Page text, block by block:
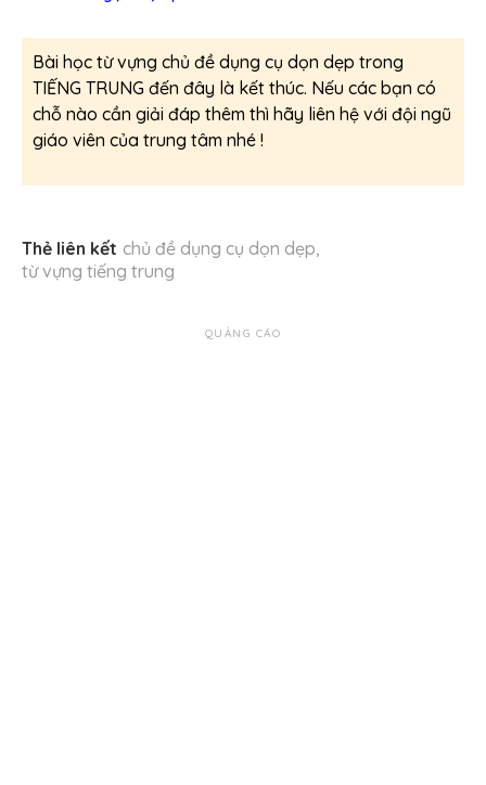
Bài học từ vựng chủ đề dụng cụ dọn dẹp trong
TIẾNG TRUNG đến đây là kết thúc. Nếu các bạn có
chỗ nào cần giải đáp thêm thì hãy liên hệ với đội ngũ
giáo viên của trung tâm nhé !
Thẻ liên kết chủ đề dụng cụ dọn dẹp
từ vựng tiếng trung
QUẢNG CÁO